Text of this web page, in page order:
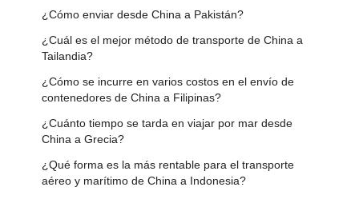
¿Cómo enviar desde China a Pakistán?
¿Cuál es el mejor método de transporte de China a
Tailandia?
¿Cómo se incurre en varios costos en el envío de
contenedores de China a Filipinas?
¿Cuánto tiempo se tarda en viajar por mar desde
China a Grecia?
¿Qué forma es la más rentable para el transporte
aéreo y marítimo de China a Indonesia?